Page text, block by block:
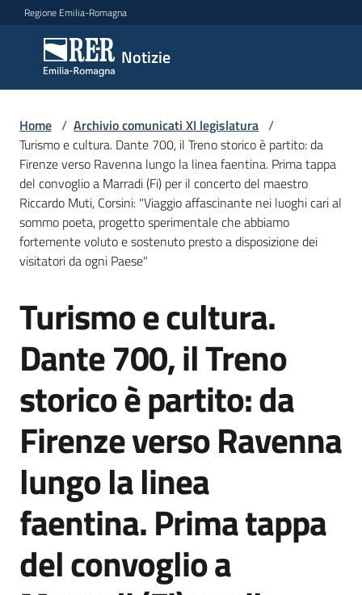
Vai al contenuto
Vai alla navigazione
Vai al footer
Regione Emilia-Romagna
Notizie
Notizie
Comunicati
stampa
Cerca
un
comunicato
Risorse
Agenzia
di
informazione
e
comunicazione
Seguici
su
Home / Archivio comunicati XI legislatura /
Turismo e cultura. Dante 700, il Treno storico è partito: da
Firenze verso Ravenna lungo la linea faentina. Prima tappa
del convoglio a Marradi (Fi) per il concerto del maestro
Riccardo Muti, Corsini: "Viaggio affascinante nei luoghi cari al
sommo poeta, progetto sperimentale che abbiamo
fortemente voluto e sostenuto presto a disposizione dei
visitatori da ogni Paese"
Salta al contenuto
Turismo e cultura.
Dante 700, il Treno
storico è partito: da
Firenze verso Ravenna
lungo la linea
faentina. Prima tappa
del convoglio a